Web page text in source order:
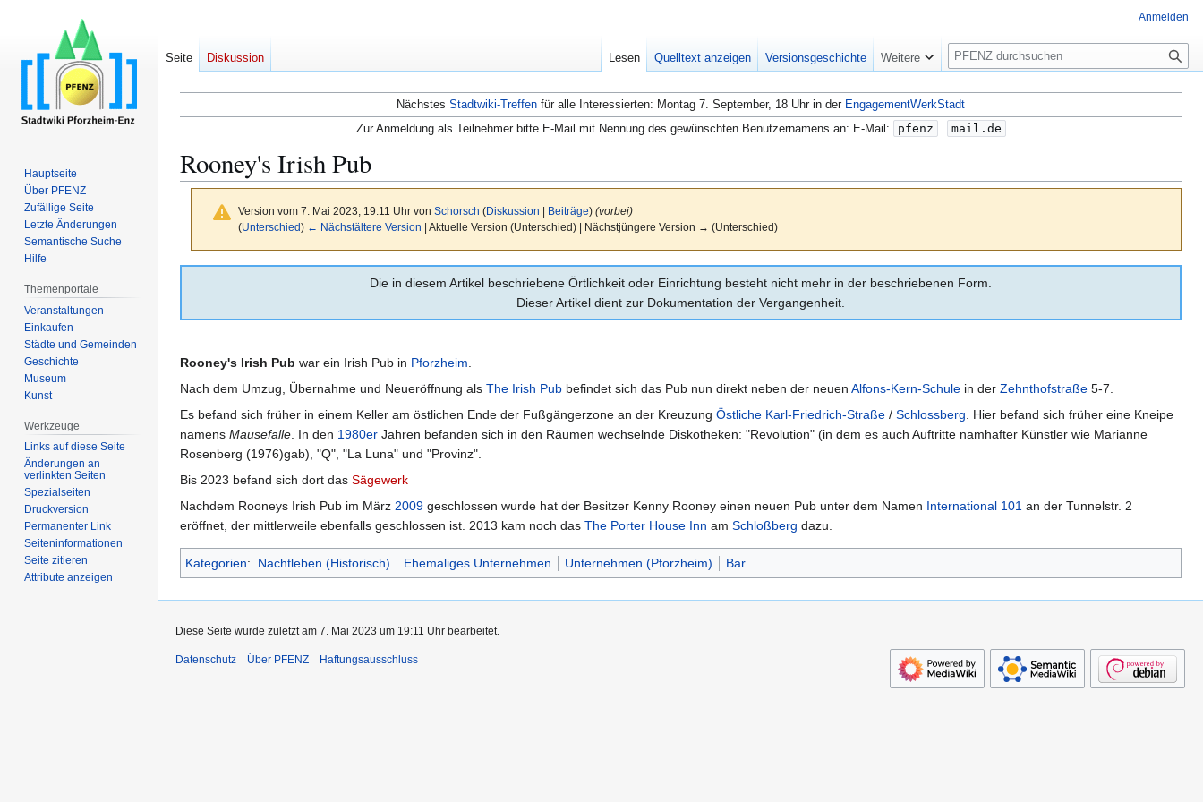
Nächstes Stadtwiki-Treffen für alle Interessierten: Montag 7. September, 18 Uhr in der EngagementWerkStadt
Zur Anmeldung als Teilnehmer bitte E-Mail mit Nennung des gewünschten Benutzernamens an: E-Mail:
pfenz mail.de
Rooney's Irish Pub
Version vom 7. Mai 2023, 19:11 Uhr von Schorsch (Diskussion | Beiträge) (vorbei)
(Unterschied) ← Nächstältere Version | Aktuelle Version (Unterschied) | Nächstjüngere Version → (Unterschied)
Die in diesem Artikel beschriebene Örtlichkeit oder Einrichtung besteht nicht mehr in der beschriebenen Form.
Dieser Artikel dient zur Dokumentation der Vergangenheit.
Rooney's Irish Pub war ein Irish Pub in Pforzheim.
Nach dem Umzug, Übernahme und Neueröffnung als The Irish Pub befindet sich das Pub nun direkt neben der neuen Alfons-Kern-Schule in der Zehnthofstraße 5-7.
Es befand sich früher in einem Keller am östlichen Ende der Fußgängerzone an der Kreuzung Östliche Karl-Friedrich-Straße / Schlossberg. Hier befand sich früher eine Kneipe
namens Mausefalle. In den 1980er Jahren befanden sich in den Räumen wechselnde Diskotheken: "Revolution" (in dem es auch Auftritte namhafter Künstler wie Marianne
Rosenberg (1976)gab), "Q", "La Luna" und "Provinz".
Bis 2023 befand sich dort das Sägewerk
Nachdem Rooneys Irish Pub im März 2009 geschlossen wurde hat der Besitzer Kenny Rooney einen neuen Pub unter dem Namen International 101 an der Tunnelstr. 2
eröffnet, der mittlerweile ebenfalls geschlossen ist. 2013 kam noch das The Porter House Inn am Schloßberg dazu.
Kategorien: Nachtleben (Historisch) Ehemaliges Unternehmen Unternehmen (Pforzheim) Bar
Anmelden
Seite Diskussion Lesen Quelltext anzeigen Versionsgeschichte Weitere
S
u
c
h
e
Hauptseite
Über PFENZ
Zufällige Seite
Letzte Änderungen
Semantische Suche
Hilfe
Themenportale
Veranstaltungen
Einkaufen
Städte und Gemeinden
Geschichte
Museum
Kunst
Werkzeuge
Links auf diese Seite
Änderungen an
verlinkten Seiten
Spezialseiten
Druckversion
Permanenter Link
Seiten­­informationen
Seite zitieren
Attribute anzeigen
Diese Seite wurde zuletzt am 7. Mai 2023 um 19:11 Uhr bearbeitet.
Datenschutz Über PFENZ Haftungsausschluss